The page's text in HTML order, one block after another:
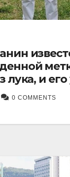
лука, и
его в
крае.
0 COMMENTS